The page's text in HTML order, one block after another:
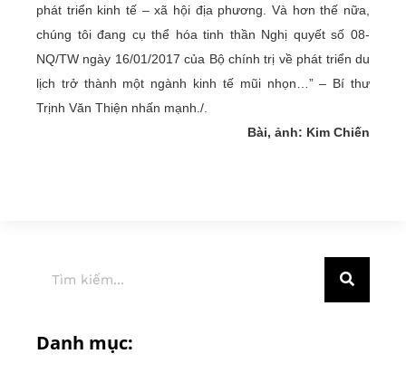
phát triển kinh tế – xã hội địa phương. Và hơn thế nữa,
chúng tôi đang cụ thể hóa tinh thần Nghị quyết số 08-
NQ/TW ngày 16/01/2017 của Bộ chính trị về phát triển du
lịch trở thành một ngành kinh tế mũi nhọn…” – Bí thư
Trịnh Văn Thiện nhấn mạnh./.
Bài, ảnh: Kim Chiến
Danh mục: